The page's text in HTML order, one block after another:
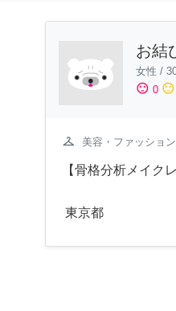
お結
女性 /
sentiment_satisfied 0 sentiment_neutral
checkroom 美容・ファッション
【骨格分析メイク
東京都